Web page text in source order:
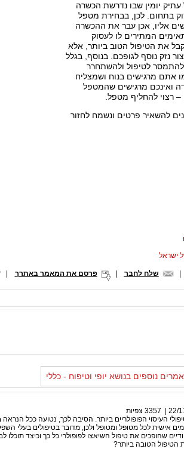
עתיק יומין שבו נדרשת הכשרה
בתחום. לכן, בבחירת מטפל
אליו, אכן עבר את ההכשרה
המתירים לו לעסוק
את הטיפול הטוב ביותר, אלא
נזק נוסף לגופכם. בנוסף, בגלל
לטיפול ולהשתחרר
אתם מרגישים בנוח ושמצליח
ואינכם מרגישים שהמטפל
רצוי להחליף מטפל.
להשאיר פרטים ונשמח לחזור
שלח לחבר פרסם את המאמר באתרך |
נוספים בנושא יופי וטיפוח - כללי
22/
3357 צפיות
העיסוי הפופולריים ביותר. הסיבה לכך, נטועה ככל
אישית לכל מטופל ומטופל ולכן, מדובר בטיפולים בעלי
שהופכים את טיפול השיאצו לפופולרי כל כך וכיצד תוכלו
הטיפול הטובה ביותר?